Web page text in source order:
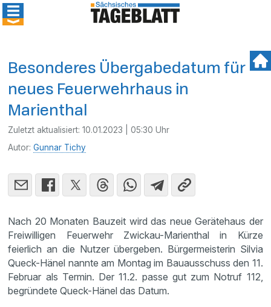
Besonderes Übergabedatum für
neues Feuerwehrhaus in
Marienthal
Zuletzt aktualisiert:10.01.2023 | 05:30 Uhr
Autor:Gunnar Tichy
Nach 20 Monaten Bauzeit wird das neue Gerätehaus der
Freiwilligen Feuerwehr Zwickau-Marienthal in Kürze
feierlich an die Nutzer übergeben. Bürgermeisterin Silvia
Queck-Hänel nannte am Montag im Bauausschuss den 11.
Februar als Termin. Der 11.2. passe gut zum Notruf 112,
begründete Queck-Hänel das Datum.